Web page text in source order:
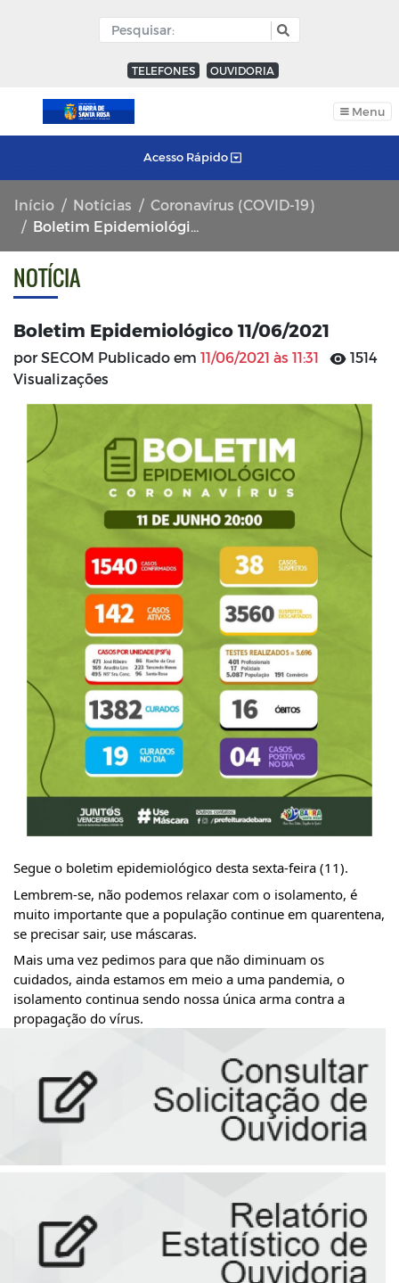
TELEFONES OUVIDORIA
Menu
Acesso Rápido
Início Notícias
Coronavírus (COVID-19)
Boletim Epidemiológico 11/06/2021
NOTÍCIA
Boletim Epidemiológico 11/06/2021
por SECOM Publicado em 11/06/2021 às 11:31
1514
Visualizações
Segue o boletim epidemiológico desta sexta-feira (11).
Lembrem-se, não podemos relaxar com o isolamento, é
muito importante que a população continue em quarentena,
se precisar sair, use máscaras.
Mais uma vez pedimos para que não diminuam os
cuidados, ainda estamos em meio a uma pandemia, o
isolamento continua sendo nossa única arma contra a
propagação do vírus.